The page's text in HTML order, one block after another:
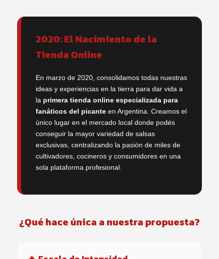
2020: El Nacimiento de la
Tienda Online
En marzo de 2020, consolidamos todas nuestras
ideas y experiencias en la tierra para dar vida a
la primera tienda online especializada para
fanáticos del picante en Argentina. Creamos el
único lugar en el mercado local donde podés
conseguir la mayor variedad de salsas
exclusivas, centralizando la pasión de miles de
cultivadores, cocineros y consumidores en una
sola plataforma profesional.
¿Qué hace única a nuestra propuesta?